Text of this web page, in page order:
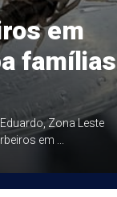
em
famílias
Zona Leste
em ...